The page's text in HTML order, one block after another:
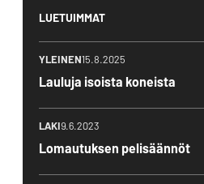
LUETUIMMAT
YLEINEN15.8.2025
Lauluja isoista koneista
LAKI9.6.2023
Lomautuksen pelisäännöt